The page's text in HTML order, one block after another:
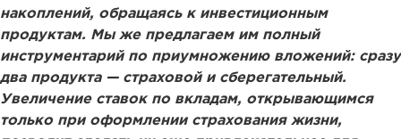
накоплений, обращаясь к инвестиционным
продуктам. Мы же предлагаем им полный
инструментарий по приумножению вложений: сразу
два продукта — страховой и сберегательный.
Увеличение ставок по вкладам, открывающимся
только при оформлении страхования жизни,